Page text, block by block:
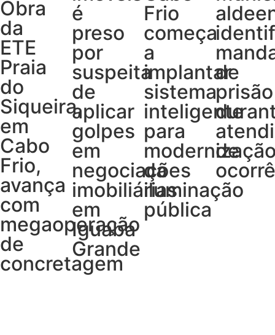
Obra
da
ETE
Praia
do
Siqueira,
em
Cabo
Frio,
avança
com
megaoperação
de
concretagem
é
preso
por
suspeita
de
aplicar
golpes
em
negociações
imobiliárias
em
Iguaba
Grande
Frio
começa
a
implantar
sistema
inteligente
para
da
iluminação
pública
de
prisão
de